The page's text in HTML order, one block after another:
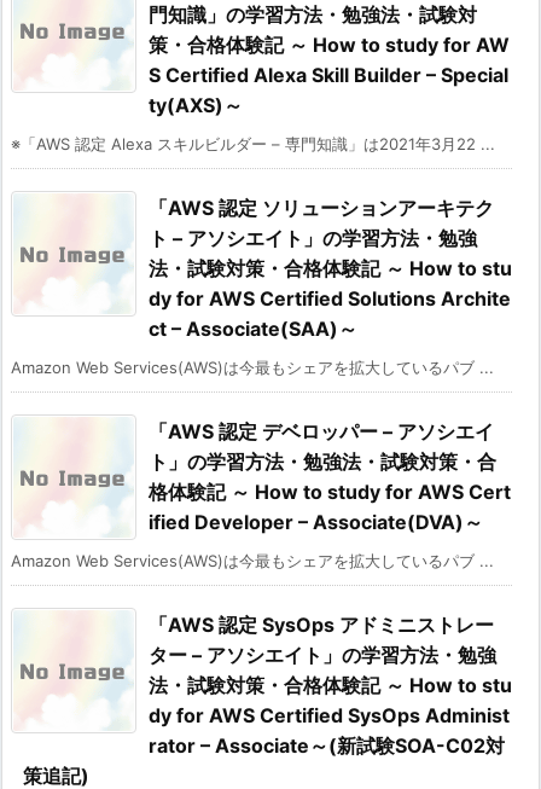
門知識」の学習方法・勉強法・試験対
策・合格体験記 ～ How to study for AW
S Certified Alexa Skill Builder – Special
ty(AXS)～
※「AWS 認定 Alexa スキルビルダー – 専門知識」は2021年3月22 ...
「AWS 認定 ソリューションアーキテク
ト – アソシエイト」の学習方法・勉強
法・試験対策・合格体験記 ～ How to stu
dy for AWS Certified Solutions Archite
ct – Associate(SAA)～
Amazon Web Services(AWS)は今最もシェアを拡大しているパブ ...
「AWS 認定 デベロッパー – アソシエイ
ト」の学習方法・勉強法・試験対策・合
格体験記 ～ How to study for AWS Cert
ified Developer – Associate(DVA)～
Amazon Web Services(AWS)は今最もシェアを拡大しているパブ ...
「AWS 認定 SysOps アドミニストレー
ター – アソシエイト」の学習方法・勉強
法・試験対策・合格体験記 ～ How to stu
dy for AWS Certified SysOps Administ
rator – Associate～(新試験SOA-C02対
策追記)